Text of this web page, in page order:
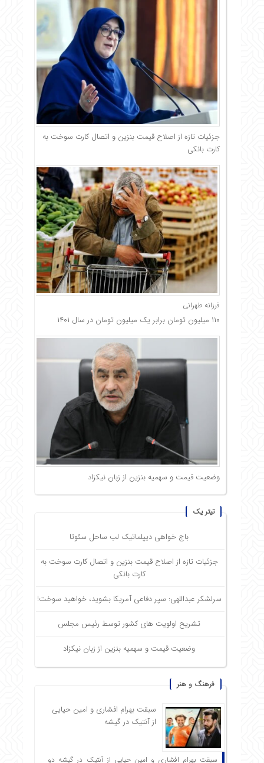
جزئیات تازه از اصلاح قیمت بنزین و اتصال کارت سوخت به
کارت بانکی
فرزانه طهرانی
۱۱۰ میلیون تومان برابر یک میلیون تومان در سال ۱۴۰۱
وضعیت قیمت و سهمیه بنزین از زبان نیکزاد
تیتر یک
باج خواهی دیپلماتیک لب ساحل سئوتا
جزئیات تازه از اصلاح قیمت بنزین و اتصال کارت سوخت به
کارت بانکی
سرلشکر عبداللهی: سپر دفاعی آمریکا بشوید، خواهید سوخت!
تشریح اولویت های کشور توسط رئیس مجلس
وضعیت قیمت و سهمیه بنزین از زبان نیکزاد
فرهنگ و هنر
سبقت بهرام افشاری و امین حیایی
از آنتیک در گیشه
سبقت بهرام افشاری و امین حیایی از آنتیک در گیشه دو